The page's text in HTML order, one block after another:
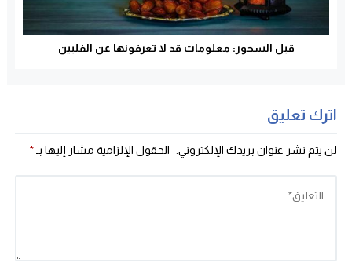
قبل السحور: معلومات قد لا تعرفونها عن الفلبين
اترك تعليق
لن يتم نشر عنوان بريدك الإلكتروني. الحقول الإلزامية مشار إليها بـ*